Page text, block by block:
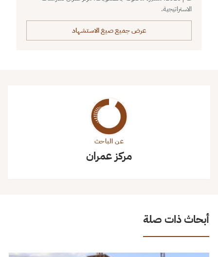
الاستراتيجية.
عرض جميع صيغ الاستشهاد
عن الباحث
مركز عمران
أبحاث ذات صلة